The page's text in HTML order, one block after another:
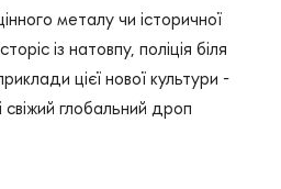
металу чи історичної
із натовпу, поліція біля
цієї нової культури -
глобальний дроп